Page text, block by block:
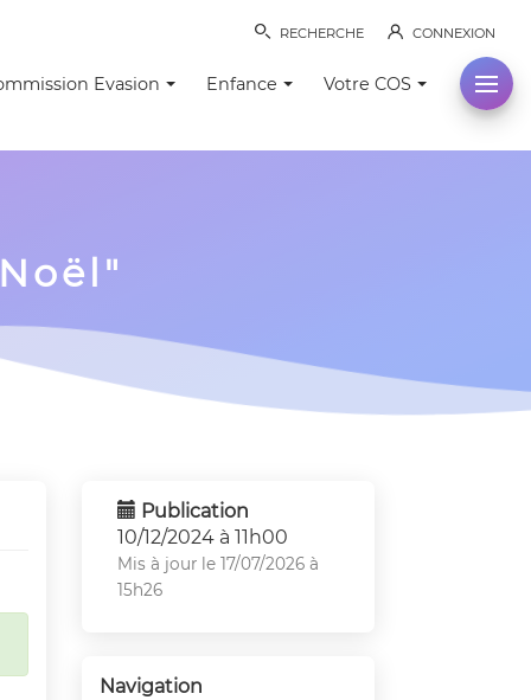
RECHERCHE CONNEXION
Evasion Enfance Votre COS
Publication
10/12/2024 à 11h00
Mis à jour le 17/07/2026 à
15h26
Navigation